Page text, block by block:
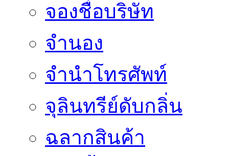
จองชื่อบริษัท
จำนอง
จำนำโทรศัพท์
จุลินทรีย์ดับกลิ่น
ฉลากสินค้า